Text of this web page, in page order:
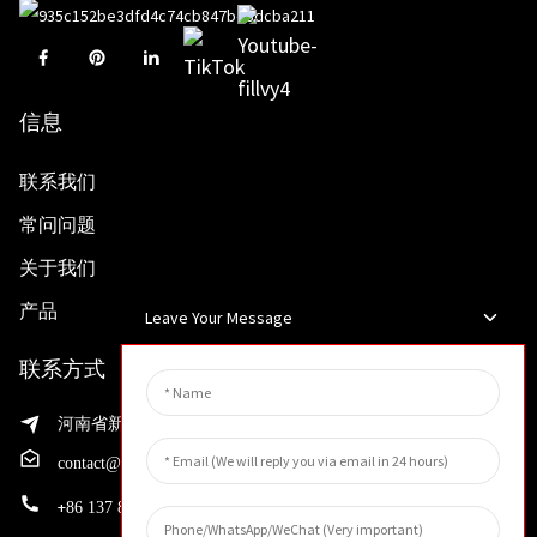
信息
联系我们
常问问题
关于我们
产品
联系方式
河南省新乡市渭滨区先进制造业开发区邵华路199号
contact@huahangfilter.com
+86 137 8194 7634
Leave Your Message